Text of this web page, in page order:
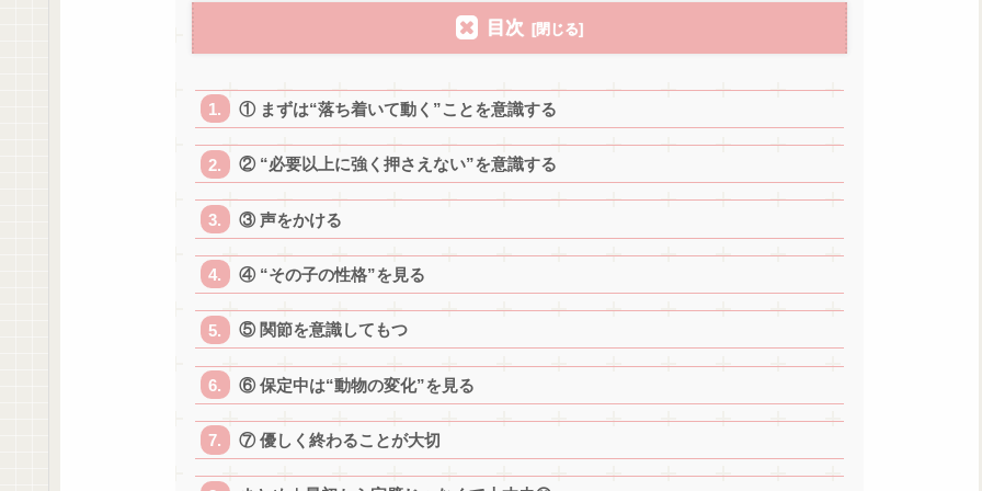
目次
① まずは“落ち着いて動く”ことを意識する
② “必要以上に強く押さえない”を意識する
③ 声をかける
④ “その子の性格”を見る
⑤ 関節を意識してもつ
⑥ 保定中は“動物の変化”を見る
⑦ 優しく終わることが大切